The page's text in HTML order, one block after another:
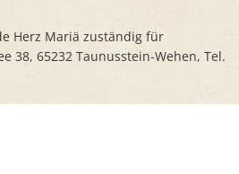
Herz Mariä zuständig für
38, 65232 Taunusstein-Wehen, Tel.